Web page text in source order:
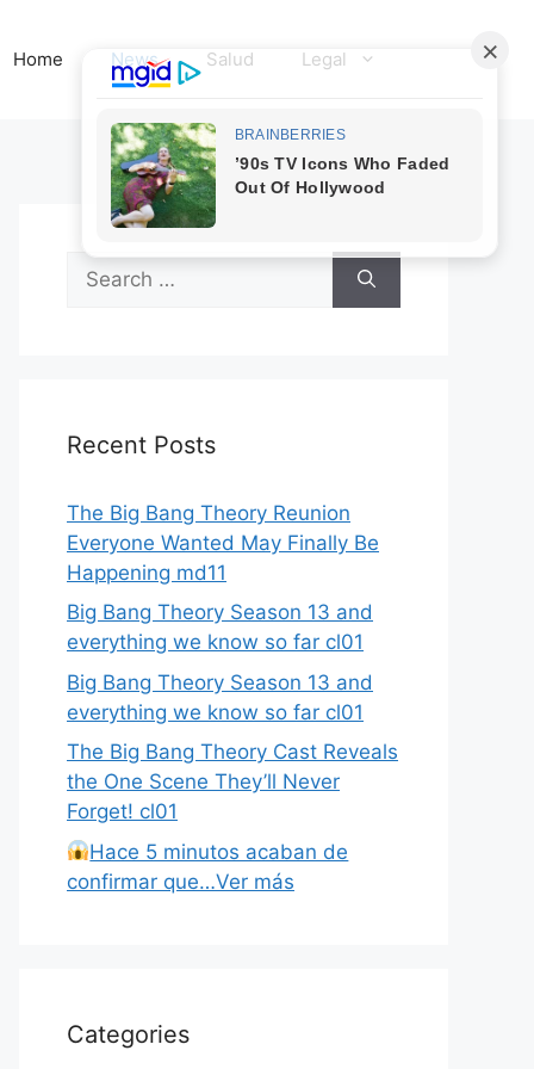
Home News Salud Legal
Search
for:
Recent Posts
The Big Bang Theory Reunion
Everyone Wanted May Finally Be
Happening md11
Big Bang Theory Season 13 and
everything we know so far cl01
Big Bang Theory Season 13 and
everything we know so far cl01
The Big Bang Theory Cast Reveals
the One Scene They’ll Never
Forget! cl01
Hace 5 minutos acaban de
confirmar que…Ver más
Categories